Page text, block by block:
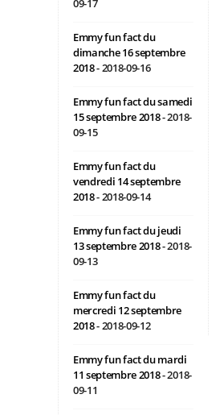
Emmy fun fact du
dimanche 16 septembre
2018- 2018-09-16
Emmy fun fact du samedi
15 septembre 2018- 2018-
09-15
Emmy fun fact du
vendredi 14 septembre
2018- 2018-09-14
Emmy fun fact du jeudi
13 septembre 2018- 2018-
09-13
Emmy fun fact du
mercredi 12 septembre
2018- 2018-09-12
Emmy fun fact du mardi
11 septembre 2018- 2018-
09-11